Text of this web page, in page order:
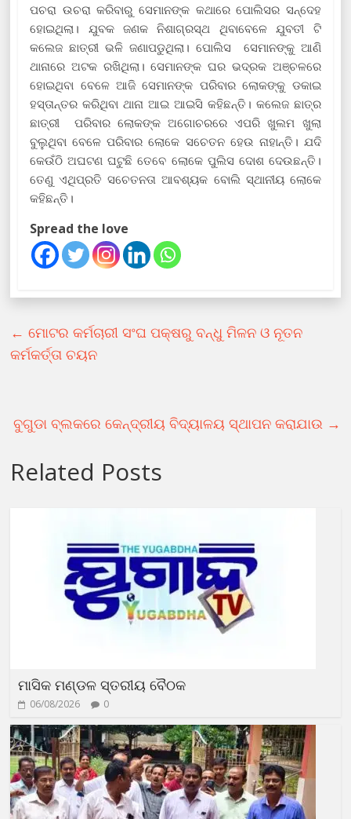
ପଚରା ଉଚରା କରିବାରୁ ସେମାନଙ୍କ କଥାରେ ପୋଲିସର ସନ୍ଦେହ
ହୋଇଥିଲା। ଯୁବକ ଜଣକ ନିଶାଗ୍ରସ୍ଥ ଥିବାବେଳେ ଯୁବତୀ ଟି
କଲେଜ ଛାତ୍ରୀ ଭଳି ଜଣାପଡୁଥିଲା। ପୋଲିସ ସେମାନଙ୍କୁ ଆଣି
ଥାନାରେ ଅଟକ ରଖିଥିଲା। ସେମାନଙ୍କ ଘର ଭଦ୍ରକ ଅଞ୍ଚଳରେ
ହୋଇଥିବା ବେଳେ ଆଜି ସେମାନଙ୍କ ପରିବାର ଲୋକଙ୍କୁ ଡକାଇ
ହସ୍ତାନ୍ତର କରିଥିବା ଥାନା ଆଇ ଆଇସି କହିଛନ୍ତି। କଲେଜ ଛାତ୍ର
ଛାତ୍ରୀ ପରିବାର ଲୋକଙ୍କ ଅଗୋଚରରେ ଏପରି ଖୁଲମ ଖୁଲା
ବୁଲୁଥିବା ବେଳେ ପରିବାର ଲୋକେ ସଚେତନ ହେଉ ନାହାନ୍ତି। ଯଦି
କେଉଁଠି ଅଘଟଣ ଘଟୁଛି ତେବେ ଲୋକେ ପୁଲିସ ଦୋଶ ଦେଉଛନ୍ତି।
ତେଣୁ ଏଥିପ୍ରତି ସଚେତନତା ଆବଶ୍ୟକ ବୋଲି ସ୍ଥାନୀୟ ଲୋକେ
କହିଛନ୍ତି।
Spread the love
← ମୋଟର କର୍ମଚାରୀ ସଂଘ ପକ୍ଷରୁ ବନ୍ଧୁ ମିଳନ ଓ ନୂତନ
କର୍ମକର୍ତ୍ତା ଚୟନ
ବୁଗୁଡା ବ୍ଲକରେ କେନ୍ଦ୍ରୀୟ ବିଦ୍ୟାଳୟ ସ୍ଥାପନ କରାଯାଉ →
Related Posts
ମାସିକ ମଣ୍ଡଳ ସ୍ତରୀୟ ବୈଠକ
06/08/2026 0